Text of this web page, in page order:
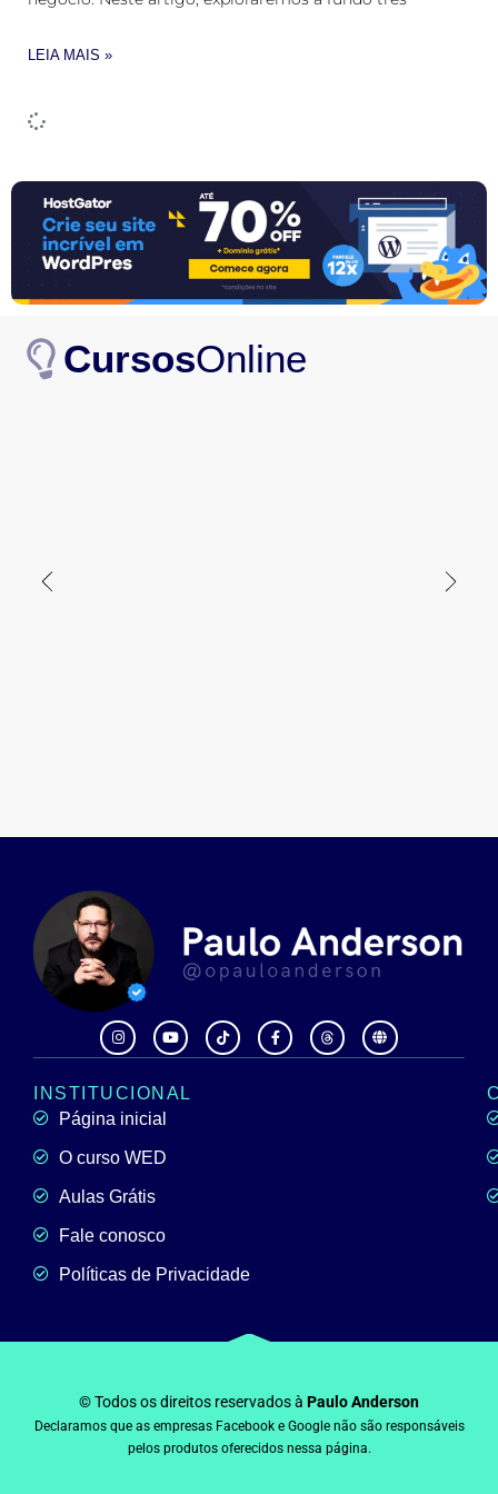
LEIA MAIS »
CursosOnline
INSTITUCIONAL
Página inicial
O curso WED
Aulas Grátis
Fale conosco
Políticas de Privacidade
© Todos os direitos reservados à Paulo Anderson
Declaramos que as empresas Facebook e Google não são responsáveis
pelos produtos oferecidos nessa página.